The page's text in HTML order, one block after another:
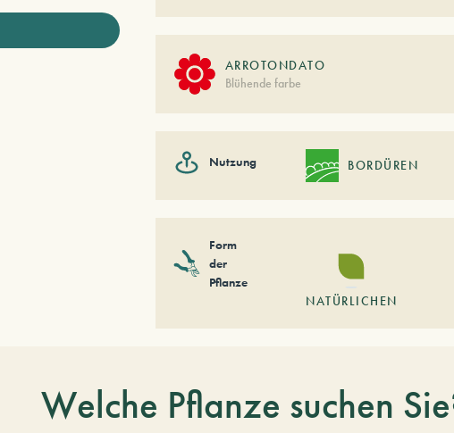
ARROTONDATO
Blühende farbe
Nutzung BORDÜREN
Form
der
Pflanze
NATÜRLICHEN
Welche Pflanze suchen